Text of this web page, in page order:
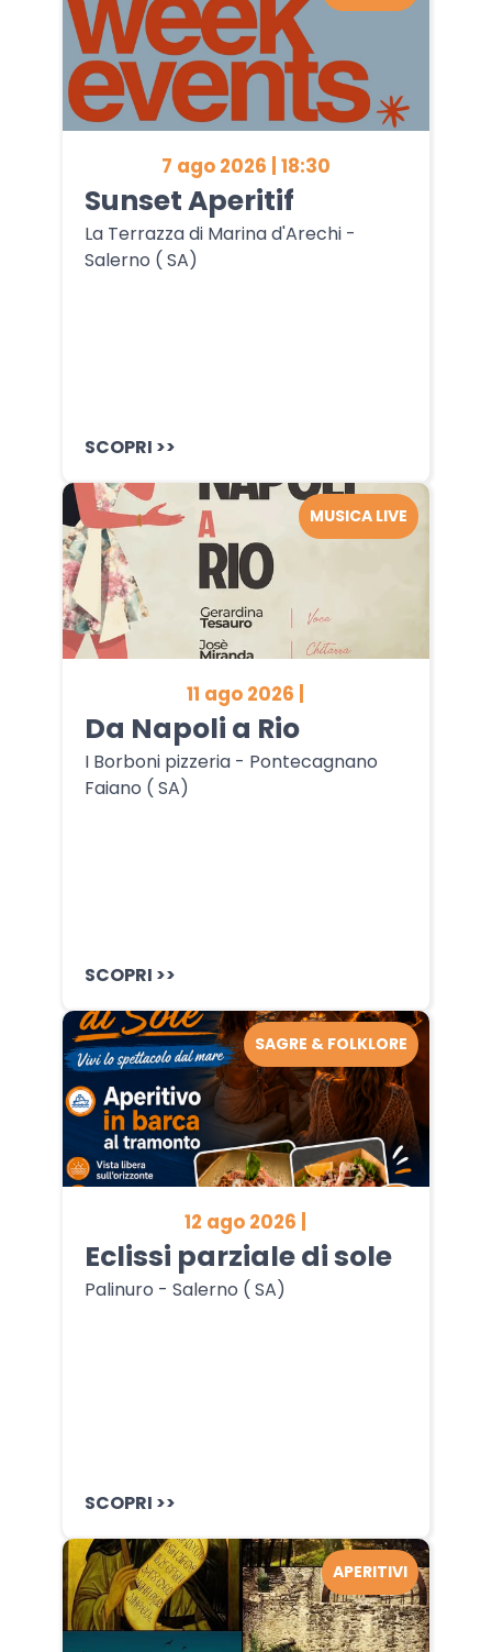
7 ago 2026 | 18:30
Sunset Aperitif
La Terrazza di Marina d'Arechi -
Salerno ( SA)
SCOPRI >>
11 ago 2026 |
Da Napoli a Rio
I Borboni pizzeria - Pontecagnano
Faiano ( SA)
SCOPRI >>
MUSICA LIVE
12 ago 2026 |
Eclissi parziale di sole
Palinuro - Salerno ( SA)
SCOPRI >>
SAGRE & FOLKLORE
APERITIVI